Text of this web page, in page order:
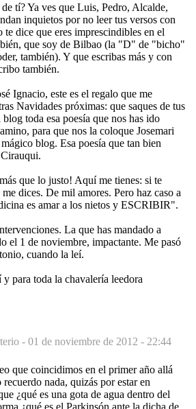
tí? Ya ves que Luis, Pedro, Alcalde,
inquietos por no leer tus versos con
te dice que eres imprescindibles en el
que soy de Bilbao (la "D" de "bicho"
también). Y que escribas más y con
también.
Ignacio, este es el regalo que me
Navidades próximas: que saques de tus
toda esa poesía que nos has ido
para que nos la coloque Josemari
blog. Esa poesía que tan bien
que lo justo! Aquí me tienes: si te
dices. De mil amores. Pero haz caso a
es amar a los nietos y ESCRIBIR".
La que has mandado a
el 1 de noviembre, impactante. Me pasó
cuando la leí.
para toda la chavalería leedora
- 01 de noviembre de 2012 - 22:44
que coincidimos en el primer año allá
nada, quizás por estar en
¿qué es una gota de agua dentro del
¿qué es el Parkinsón ante la dicha de